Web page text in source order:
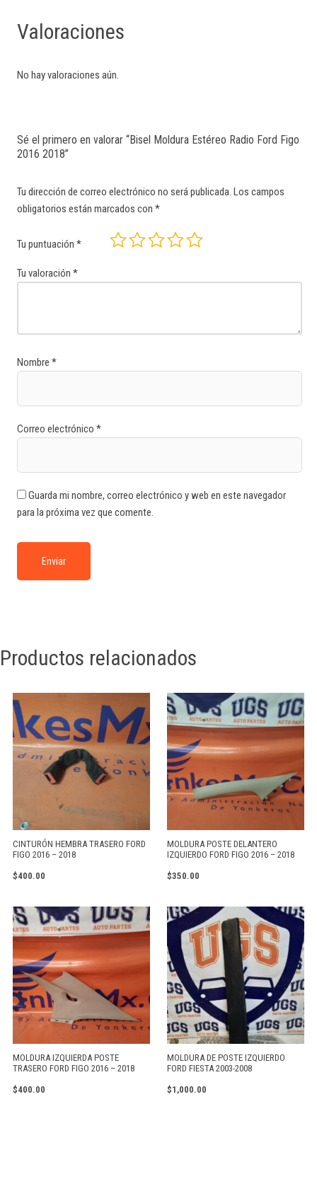
Valoraciones
No hay valoraciones aún.
Sé el primero en valorar “Bisel Moldura Estéreo Radio Ford Figo
2016 2018”
Tu dirección de correo electrónico no será publicada. Los campos
obligatorios están marcados con *
Tu puntuación *
Tu valoración *
Nombre *
Correo electrónico *
Guarda mi nombre, correo electrónico y web en este navegador
para la próxima vez que comente.
Productos relacionados
CINTURÓN HEMBRA TRASERO FORD
FIGO 2016 – 2018
$400.00
MOLDURA POSTE DELANTERO
IZQUIERDO FORD FIGO 2016 – 2018
$350.00
MOLDURA IZQUIERDA POSTE
TRASERO FORD FIGO 2016 – 2018
$400.00
MOLDURA DE POSTE IZQUIERDO
FORD FIESTA 2003-2008
$1,000.00